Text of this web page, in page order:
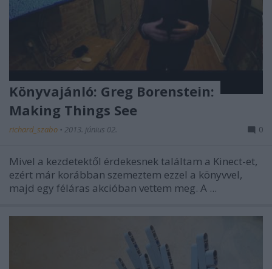
Könyvajánló: Greg Borenstein:
Making Things See
richard_szabo • 2013. június 02. 0
Mivel a kezdetektől érdekesnek találtam a Kinect-et,
ezért már korábban szemeztem ezzel a könyvvel,
majd egy féláras akcióban vettem meg. A ...